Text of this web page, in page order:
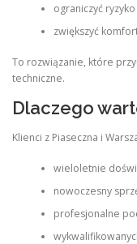
ograniczyć
zwiększyć
To rozwiązanie, które
techniczne.
Dlaczego
Klienci z Piaseczna i
wieloletnie
nowoczesny
profesjonalne